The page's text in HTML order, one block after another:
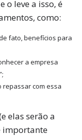
o leve a isso, é
como:
fato, benefícios para
a empresa
repassar com essa
elas serão a
importante